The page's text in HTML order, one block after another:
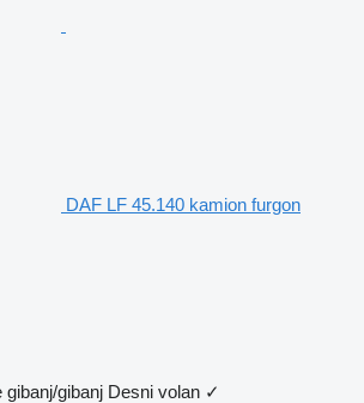
DAF LF 45.140 kamion furgon
gibanj/gibanj Desni volan ✓